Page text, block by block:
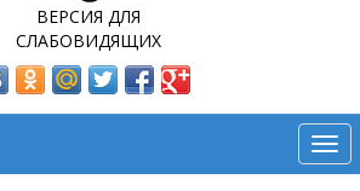
ВЕРСИЯ ДЛЯ
СЛАБОВИДЯЩИХ